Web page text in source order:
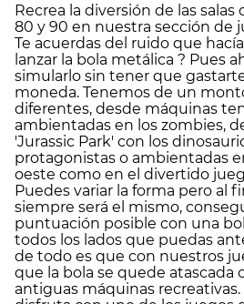
Recrea la diversión de las
80 y 90 en nuestra sección de
Te acuerdas del ruido que
lanzar la bola metálica ? Pues
simularlo sin tener que
moneda. Tenemos de un
diferentes, desde máquinas
ambientadas en los zombies,
'Jurassic Park' con los
protagonistas o ambientadas
oeste como en el divertido
Puedes variar la forma pero al
siempre será el mismo,
puntuación posible con una
todos los lados que puedas
de todo es que con nuestros
que la bola se quede atascada
antiguas máquinas